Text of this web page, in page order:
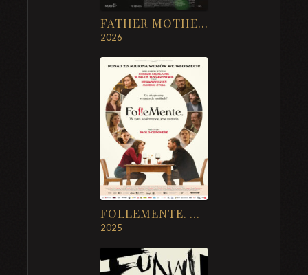
FATHER MOTHER SISTER BROTHER
2026
FOLLEMENTE. W TYM SZALEŃSTWIE JEST METODA
2025